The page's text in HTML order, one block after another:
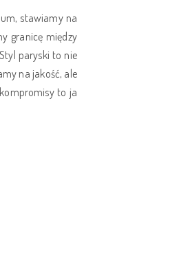
stawiamy na
granicę między
paryski to nie
na jakość, ale
to ja